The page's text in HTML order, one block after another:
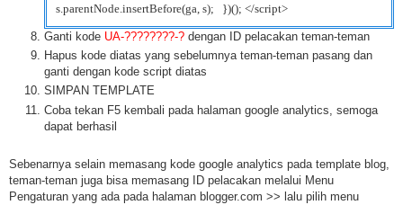
s.parentNode.insertBefore(ga, s); })(); </script>
Ganti kode UA-????????-? dengan ID pelacakan teman-teman
Hapus kode diatas yang sebelumnya teman-teman pasang dan
ganti dengan kode script diatas
SIMPAN TEMPLATE
Coba tekan F5 kembali pada halaman google analytics, semoga
dapat berhasil
Sebenarnya selain memasang kode google analytics pada template blog,
teman-teman juga bisa memasang ID pelacakan melalui Menu
Pengaturan yang ada pada halaman blogger.com >> lalu pilih menu